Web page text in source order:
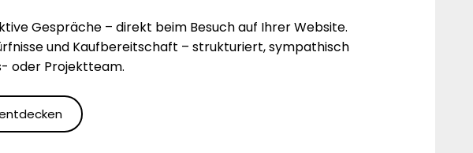
Gespräche – direkt beim Besuch auf Ihrer Website.
und Kaufbereitschaft – strukturiert, sympathisch
oder Projektteam.